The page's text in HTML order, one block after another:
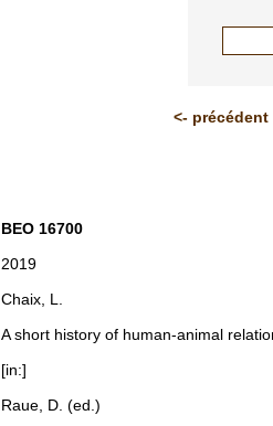
<- précédent
BEO 16700
2019
Chaix, L.
A short history of human-animal
[in:]
Raue, D. (ed.)